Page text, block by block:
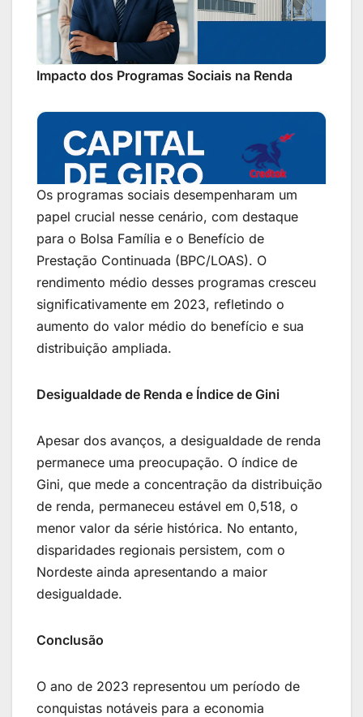
Impacto dos Programas Sociais na Renda
Os programas sociais desempenharam um
papel crucial nesse cenário, com destaque
para o Bolsa Família e o Benefício de
Prestação Continuada (BPC/LOAS). O
rendimento médio desses programas cresceu
significativamente em 2023, refletindo o
aumento do valor médio do benefício e sua
distribuição ampliada.
Desigualdade de Renda e Índice de Gini
Apesar dos avanços, a desigualdade de renda
permanece uma preocupação. O índice de
Gini, que mede a concentração da distribuição
de renda, permaneceu estável em 0,518, o
menor valor da série histórica. No entanto,
disparidades regionais persistem, com o
Nordeste ainda apresentando a maior
desigualdade.
Conclusão
O ano de 2023 representou um período de
conquistas notáveis ​​para a economia